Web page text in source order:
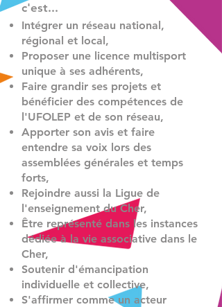
c'est...
Intégrer un réseau national,
régional et local,
Proposer une licence multisport
unique à ses adhérents,
Faire grandir ses projets et
bénéficier des compétences de
l'UFOLEP et de son réseau,
Apporter son avis et faire
entendre sa voix lors des
assemblées générales et temps
forts,
Rejoindre aussi la Ligue de
l'enseignement du Cher,
Être représenté dans les instances
dédiée à la vie associative dans le
Cher,
Soutenir d'émancipation
individuelle et collective,
S'affirmer comme un acteur